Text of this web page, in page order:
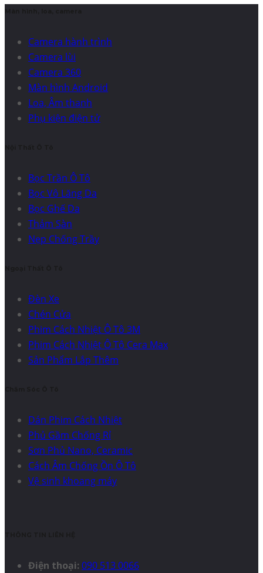
Camera hành trình
Camera lùi
Camera 360
Màn hình Android
Loa, Âm thanh
Phụ kiện điện tử
Bọc Trần Ô Tô
Bọc Vô Lăng Da
Bọc Ghế Da
Thảm Sàn
Nẹp Chống Trầy
Đèn Xe
Chén Cửa
Phim Cách Nhiệt Ô Tô 3M
Phim Cách Nhiệt Ô Tô Cera Max
Sản Phẩm Lắp Thêm
Dán Phim Cách Nhiệt
Phủ Gầm Chống Rỉ
Sơn Phủ Nano, Ceramic
Cách Âm Chống Ồn Ô Tô
Vệ sinh khoang máy
Điện thoại: 090 513 0066